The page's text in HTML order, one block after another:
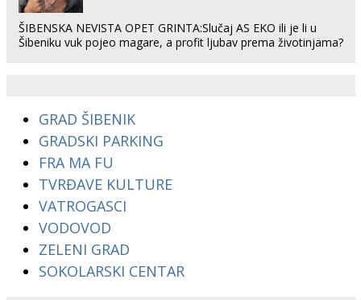
ŠIBENSKA NEVISTA OPET GRINTA:Slučaj AS EKO ili je li u
Šibeniku vuk pojeo magare, a profit ljubav prema životinjama?
GRAD ŠIBENIK
GRADSKI PARKING
FRA MA FU
TVRĐAVE KULTURE
VATROGASCI
VODOVOD
ZELENI GRAD
SOKOLARSKI CENTAR